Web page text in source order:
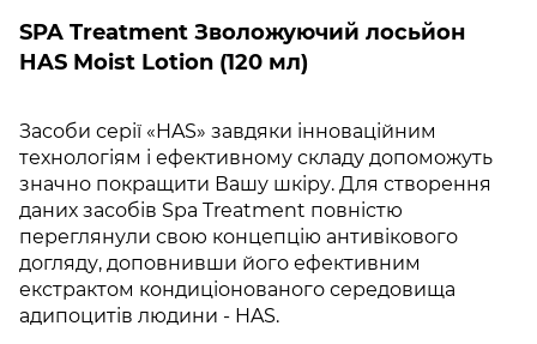
SPA Treatment Зволожуючий лосьйон
HAS Moist Lotion (120 мл)
Засоби серії «HAS» завдяки інноваційним
технологіям і ефективному складу допоможуть
значно покращити Вашу шкіру. Для створення
даних засобів Spa Treatment повністю
переглянули свою концепцію антивікового
догляду, доповнивши його ефективним
екстрактом кондиціонованого середовища
адипоцитів людини - HAS.